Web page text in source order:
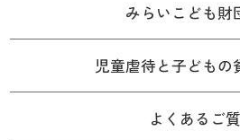
みらいこども財
児童虐待と子どもの
よくあるご